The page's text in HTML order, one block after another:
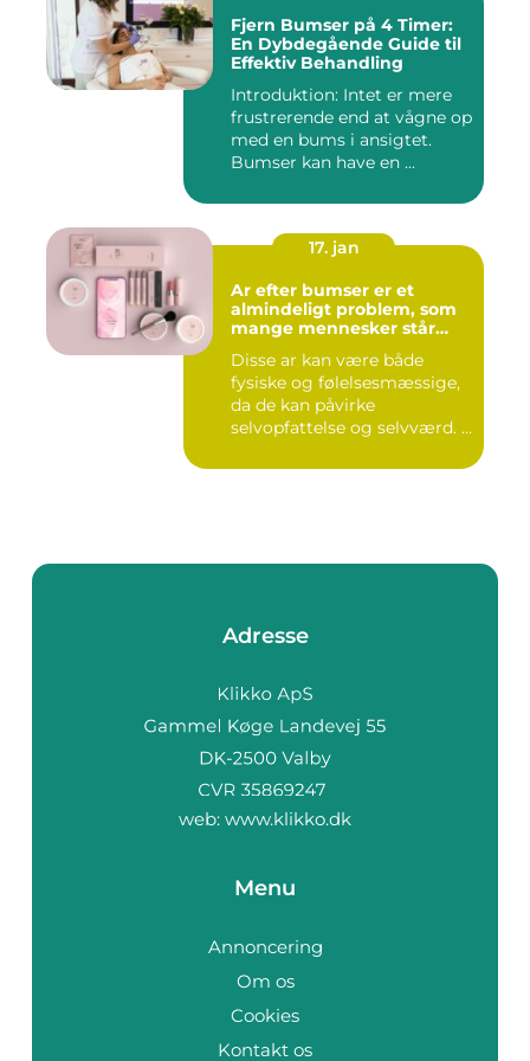
Fjern Bumser på 4 Timer:
En Dybdegående Guide til
Effektiv Behandling
Introduktion: Intet er mere
frustrerende end at vågne op
med en bums i ansigtet.
Bumser kan have en ...
17. jan
Ar efter bumser er et
almindeligt problem, som
mange mennesker står
Disse ar kan være både
fysiske og følelsesmæssige,
da de kan påvirke
selvopfattelse og selvværd. I
Adresse
web: www.klikko.dk
Menu
Annoncering
Om os
Cookies
Kontakt os